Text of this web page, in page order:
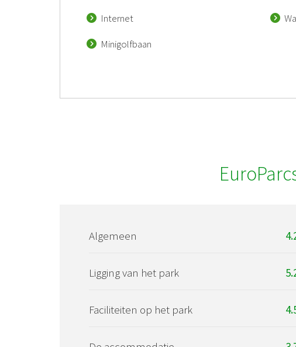
Internet
Minigolfbaan
Algemeen
Ligging van het park
Faciliteiten op het park